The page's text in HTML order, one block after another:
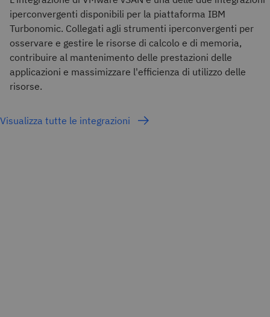
iperconvergenti disponibili per la piattaforma IBM
Turbonomic. Collegati agli strumenti iperconvergenti per
osservare e gestire le risorse di calcolo e di memoria,
contribuire al mantenimento delle prestazioni delle
applicazioni e massimizzare l'efficienza di utilizzo delle
risorse.
Visualizza tutte le integrazioni